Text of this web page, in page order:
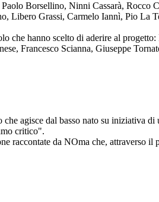
Borsellino, Ninni Cassarà, Rocco
Libero Grassi, Carmelo Iannì, Pio La
che hanno scelto di aderire al
Francesco Scianna, Giuseppe
agisce dal basso nato su iniziativa
critico".
raccontate da NOma che, attraverso